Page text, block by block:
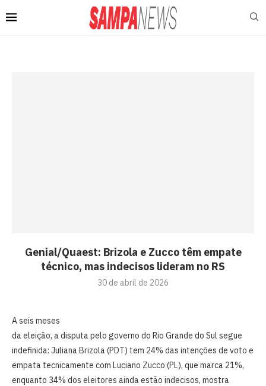
Genial/Quaest: Brizola e Zucco têm empate
técnico, mas indecisos lideram no RS
30 de abril de 2026
A seis meses
da eleição, a disputa pelo governo do Rio Grande do Sul segue
indefinida: Juliana Brizola (PDT) tem 24% das intenções de voto e
empata tecnicamente com Luciano Zucco (PL), que marca 21%,
enquanto 34% dos eleitores ainda estão indecisos, mostra